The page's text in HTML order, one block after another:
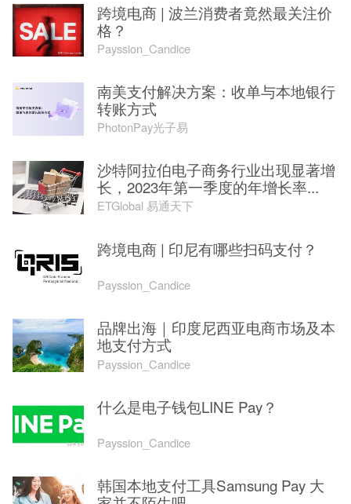
跨境电商 | 波兰消费者竟然最关注价
格？
Payssion_Candice
南美支付解决方案：收单与本地银行
转账方式
PhotonPay光子易
沙特阿拉伯电子商务行业出现显著增
长，2023年第一季度的年增长率...
ETGlobal 易通天下
跨境电商 | 印尼有哪些扫码支付？
Payssion_Candice
品牌出海｜印度尼西亚电商市场及本
地支付方式
Payssion_Candice
什么是电子钱包LINE Pay？
Payssion_Candice
韩国本地支付工具Samsung Pay 大